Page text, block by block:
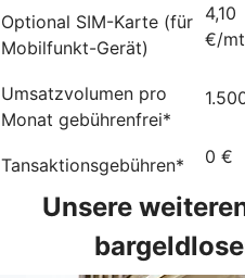
Optional SIM-Karte (für
Mobilfunkt-Gerät)
4,10
€/
Umsatzvolumen pro
Monat gebührenfrei*
Tansaktionsgebühren* 0 €
Unsere